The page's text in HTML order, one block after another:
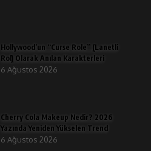
Hollywood’un “Curse Role” (Lanetli
Rol) Olarak Anılan Karakterleri
6 Ağustos 2026
Cherry Cola Makeup Nedir? 2026
Yazında Yeniden Yükselen Trend
6 Ağustos 2026